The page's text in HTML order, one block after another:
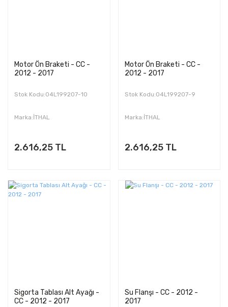
Motor Ön Braketi - CC -
2012 - 2017
Stok Kodu:04L199207-10
Marka:İTHAL
2.616,25 TL
Motor Ön Braketi - CC -
2012 - 2017
Stok Kodu:04L199207-9
Marka:İTHAL
2.616,25 TL
Sigorta Tablası Alt Ayağı -
CC - 2012 - 2017
Su Flanşı - CC - 2012 -
2017